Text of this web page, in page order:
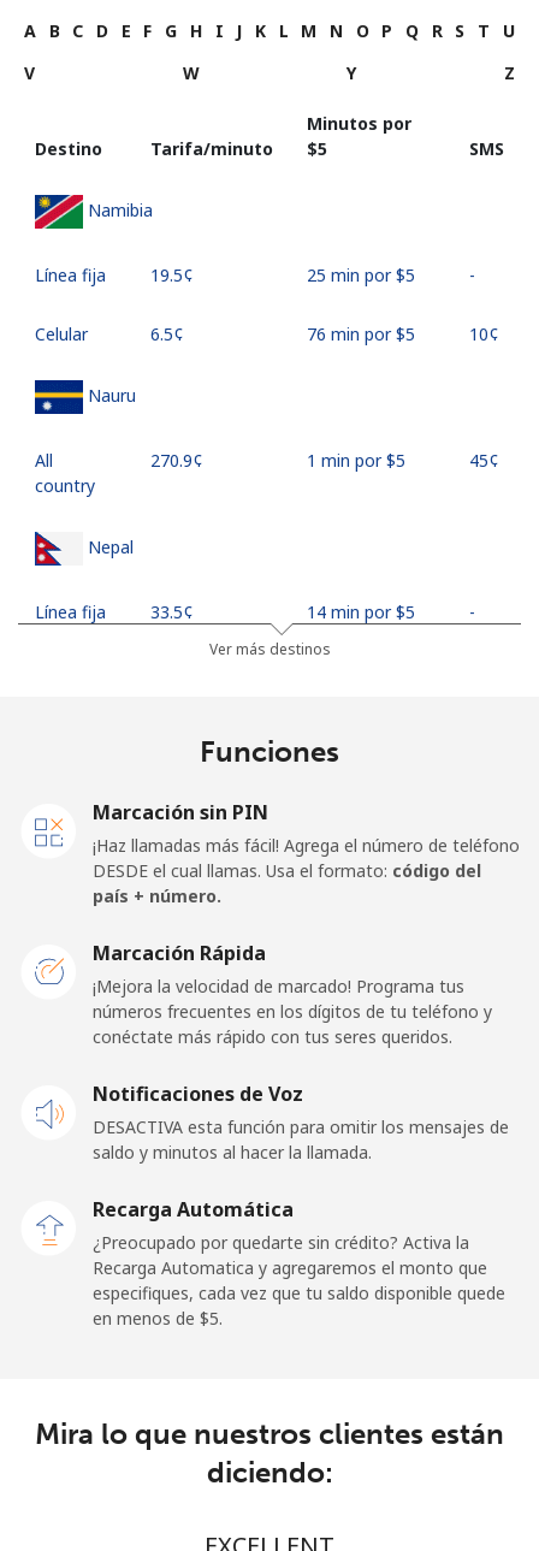
A B C D E F G H I J K L M N O P Q R S T
U
V
W Y Z
Destino Tarifa/minuto
Minutos por
⁦$5⁩
SMS
Namibia
Línea fija ⁦19.5¢⁩ 25 min por ⁦$5⁩ -
Celular ⁦6.5¢⁩ 76 min por ⁦$5⁩ ⁦10¢⁩
Nauru
All
country
⁦270.9¢⁩ 1 min por ⁦$5⁩ ⁦45¢⁩
Nepal
Línea fija ⁦33.5¢⁩ 14 min por ⁦$5⁩ -
⁦30.5¢⁩ 16 min por ⁦$5⁩ ⁦19¢⁩
Línea fija ⁦61.9¢⁩ 8 min por ⁦$5⁩
⁦66.9¢⁩ 7 min por ⁦$5⁩
New Zealand
Celular ⁦9.9¢⁩
Nicaragua
6 min por ⁦$5⁩
Ver más destinos
Funciones
Marcación sin PIN
¡Haz llamadas más fácil! Agrega el número de teléfono
DESDE el cual llamas. Usa el formato: código del
país + número.
Marcación Rápida
¡Mejora la velocidad de marcado! Programa tus
números frecuentes en los dígitos de tu teléfono y
conéctate más rápido con tus seres queridos.
Notificaciones de Voz
DESACTIVA esta función para omitir los mensajes de
saldo y minutos al hacer la llamada.
Recarga Automática
¿Preocupado por quedarte sin crédito? Activa la
Recarga Automatica y agregaremos el monto que
especifiques, cada vez que tu saldo disponible quede
en menos de ⁦$5⁩.
Mira lo que nuestros clientes están
diciendo: